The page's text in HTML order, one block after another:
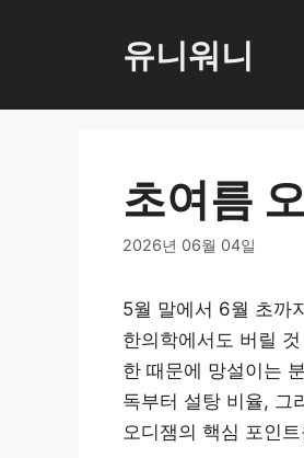
로
유니워니
초여름
2026년 06월 04일
5월 말에서 6월 초까
한의학에서도 버릴
한 때문에 망설이는
독부터 설탕 비율, 그
오디잼의 핵심 포인